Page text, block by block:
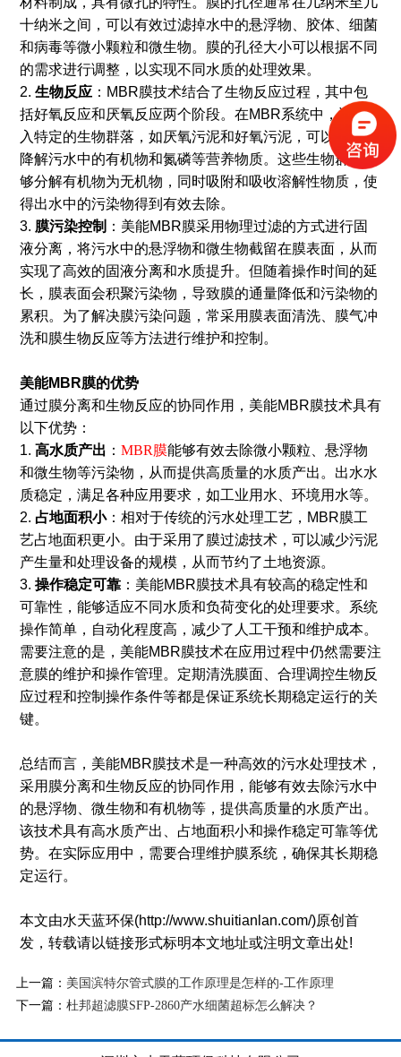
十纳米之间，可以有效过滤掉水中的悬浮物、胶体、细菌
和病毒等微小颗粒和微生物。膜的孔径大小可以根据不同
的需求进行调整，以实现不同水质的处理效果。
2. 生物反应：MBR膜技术结合了生物反应过程，其中包
括好氧反应和厌氧反应两个阶段。在MBR系统中，通过加
入特定的生物群落，如厌氧污泥和好氧污泥，可以有效地
降解污水中的有机物和氮磷等营养物质。这些生物群落能
够分解有机物为无机物，同时吸附和吸收溶解性物质，使
得出水中的污染物得到有效去除。
3. 膜污染控制 ：美能MBR膜采用物理过滤的方式进行固
液分离，将污水中的悬浮物和微生物截留在膜表面，从而
实现了高效的固液分离和水质提升。但随着操作时间的延
长，膜表面会积聚污染物，导致膜的通量降低和污染物的
累积。为了解决膜污染问题，常采用膜表面清洗、膜气冲
洗和膜生物反应等方法进行维护和控制。
美能MBR膜的优势
通过膜分离和生物反应的协同作用，美能MBR膜技术具有
以下优势：
1. 高水质产出 ： MBR膜能够有效去除微小颗粒、悬浮物
和微生物等污染物，从而提供高质量的水质产出。出水水
质稳定，满足各种应用要求，如工业用水、环境用水等。
2. 占地面积小：相对于传统的污水处理工艺，MBR膜工
艺占地面积更小。由于采用了膜过滤技术，可以减少污泥
产生量和处理设备的规模，从而节约了土地资源。
3. 操作稳定可靠：美能MBR膜技术具有较高的稳定性和
可靠性，能够适应不同水质和负荷变化的处理要求。系统
操作简单，自动化程度高，减少了人工干预和维护成本。
需要注意的是，美能MBR膜技术在应用过程中仍然需要注
意膜的维护和操作管理。定期清洗膜面、合理调控生物反
应过程和控制操作条件等都是保证系统长期稳定运行的关
键。
总结而言，美能MBR膜技术是一种高效的污水处理技术，
采用膜分离和生物反应的协同作用，能够有效去除污水中
的悬浮物、微生物和有机物等，提供高质量的水质产出。
该技术具有高水质产出、占地面积小和操作稳定可靠等优
势。在实际应用中，需要合理维护膜系统，确保其长期稳
定运行。
本文由水天蓝环保(http://www.shuitianlan.com/)原创首
发，转载请以链接形式标明本文地址或注明文章出处!
上一篇： 美国滨特尔管式膜的工作原理是怎样的-工作原理
下一篇： 杜邦超滤膜SFP-2860产水细菌超标怎么解决？